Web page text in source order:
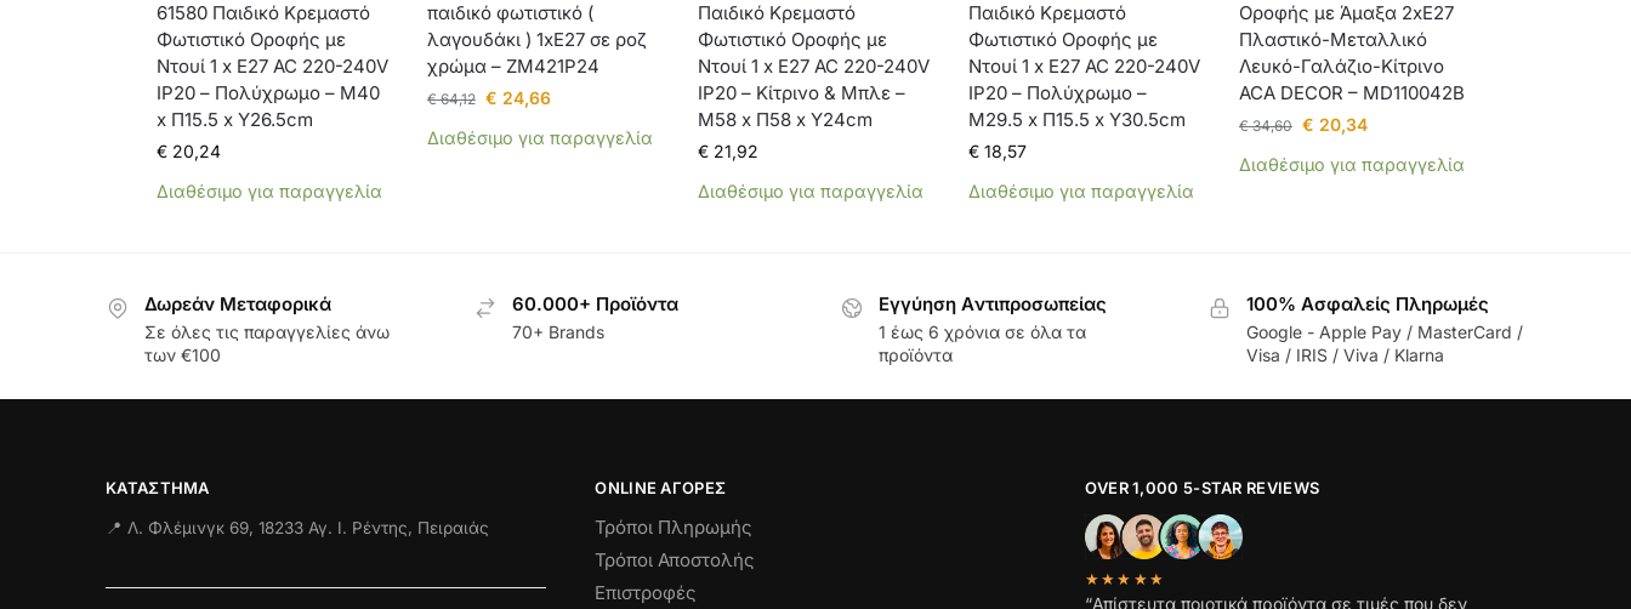
61580 Παιδικό Κρεμαστό
Φωτιστικό Οροφής με
Ντουί 1 x E27 AC 220-240V
IP20 – Πολύχρωμο – Μ40
x Π15.5 x Υ26.5cm
€20,24
Διαθέσιμο για παραγγελία
παιδικό φωτιστικό (
λαγουδάκι ) 1xE27 σε ροζ
χρώμα – ZM421P24
€64,12 € 24,66
Διαθέσιμο για παραγγελία
Παιδικό Κρεμαστό
Φωτιστικό Οροφής με
Ντουί 1 x E27 AC 220-240V
IP20 – Κίτρινο & Μπλε –
Μ58 x Π58 x Υ24cm
€21,92
Διαθέσιμο για παραγγελία
Παιδικό Κρεμαστό
Φωτιστικό Οροφής με
Ντουί 1 x E27 AC 220-240V
IP20 – Πολύχρωμο –
Μ29.5 x Π15.5 x Υ30.5cm
€18,57
Διαθέσιμο για παραγγελία
Οροφής με Άμαξα 2xE27
Πλαστικό-Μεταλλικό
Λευκό-Γαλάζιο-Κίτρινο
ACA DECOR – MD110042B
€34,60 € 20,34
Διαθέσιμο για παραγγελία
Δωρεάν Μεταφορικά
Σε όλες τις παραγγελίες άνω
των €100
60.000+ Προϊόντα
70+ Brands
Εγγύηση Aντιπροσωπείας
1 έως 6 χρόνια σε όλα τα
προϊόντα
100% Ασφαλείς Πληρωμές
Google - Apple Pay / MasterCard /
Visa / IRIS / Viva / Klarna
ΚΑΤΆΣΤΗΜΑ
📍 Λ. Φλέμινγκ 69, 18233 Αγ. Ι. Ρέντης, Πειραιάς
ONLINE ΑΓΟΡΕΣ
Τρόποι Πληρωμής
Τρόποι Αποστολής
Επιστροφές
OVER 1,000 5-STAR REVIEWS
★★★★★
“Απίστευτα ποιοτικά προϊόντα σε τιμές που δεν